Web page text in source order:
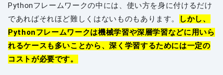
Pythonフレームワークの中には、使い方を身に付けるだけ
であればそれほど難しくはないものもあります。
しかし、
Pythonフレームワークは機械学習や深層学習などに用いら
れるケースも多いことから、深く学習するためには一定の
コストが必要です。